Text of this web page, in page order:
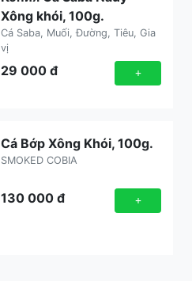
Xông khói, 100g.
Cá Saba, Muối, Đường, Tiêu, Gia
vị
29 000đ +
Cá Bớp Xông Khói, 100g.
SMOKED COBIA
130 000đ +